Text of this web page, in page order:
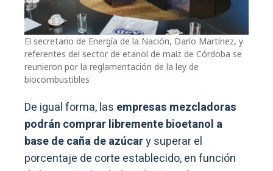
El secretario de Energía de la Nación, Darío Martínez, y
referentes del sector de etanol de maíz de Córdoba se
reunieron por la reglamentación de la ley de
biocombustibles
De igual forma, las empresas mezcladoras
podrán comprar libremente bioetanol a
base de caña de azúcary superar el
porcentaje de corte establecido, en función